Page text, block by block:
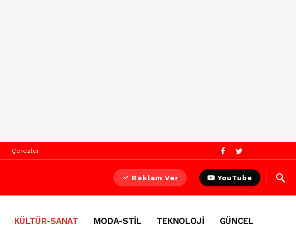
Çerezler
Reklam Ver YouTube
KÜLTÜR-SANAT MODA-STİL TEKNOLOJİ
GÜNCEL